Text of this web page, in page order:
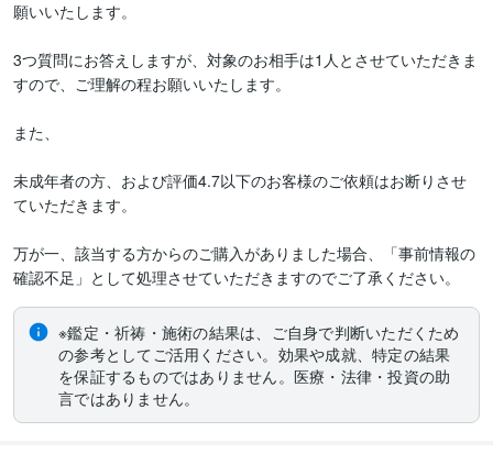
願いいたします。
3つ質問にお答えしますが、対象のお相手は1人とさせていただきま
すので、ご理解の程お願いいたします。
また、
未成年者の方、および評価4.7以下のお客様のご依頼はお断りさせ
ていただきます。
万が一、該当する方からのご購入がありました場合、「事前情報の
確認不足」として処理させていただきますのでご了承ください。
※鑑定・祈祷・施術の結果は、ご自身で判断いただくため
の参考としてご活用ください。効果や成就、特定の結果
を保証するものではありません。医療・法律・投資の助
言ではありません。